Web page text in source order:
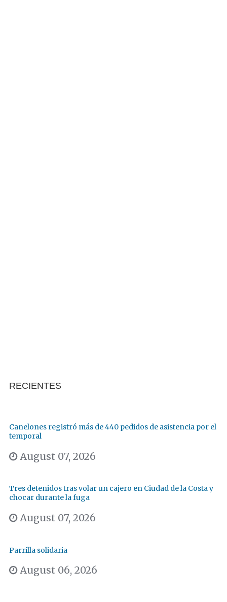
RECIENTES
Canelones registró más de 440 pedidos de asistencia por el
temporal
August 07, 2026
Tres detenidos tras volar un cajero en Ciudad de la Costa y
chocar durante la fuga
August 07, 2026
Parrilla solidaria
August 06, 2026